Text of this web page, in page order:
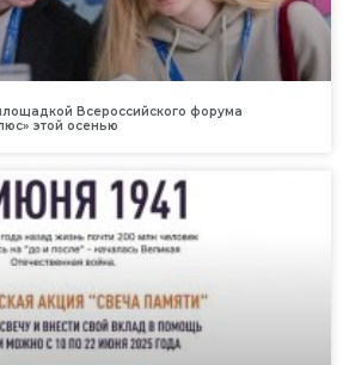
Всероссийского форума
этой осенью